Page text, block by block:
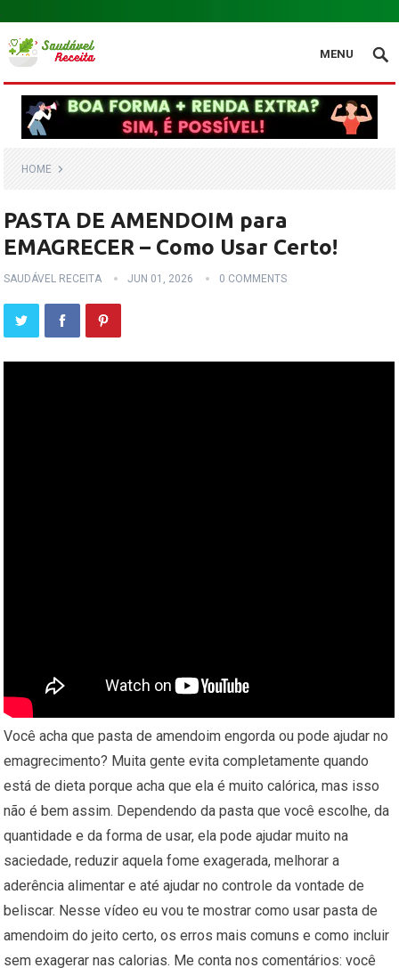
.
MENU
HOME
PASTA DE AMENDOIM para
EMAGRECER – Como Usar Certo!
SAUDÁVEL RECEITA JUN 01, 2026 0 COMMENTS
Você acha que pasta de amendoim engorda ou pode ajudar no
emagrecimento? Muita gente evita completamente quando
está de dieta porque acha que ela é muito calórica, mas isso
não é bem assim. Dependendo da pasta que você escolhe, da
quantidade e da forma de usar, ela pode ajudar muito na
saciedade, reduzir aquela fome exagerada, melhorar a
aderência alimentar e até ajudar no controle da vontade de
beliscar. Nesse vídeo eu vou te mostrar como usar pasta de
amendoim do jeito certo, os erros mais comuns e como incluir
sem exagerar nas calorias. Me conta nos comentários: você